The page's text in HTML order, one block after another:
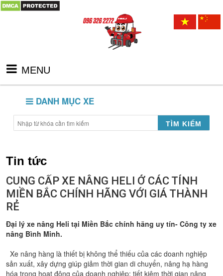
MENU
DANH MỤC XE
TÌM KIẾM
Tin tức
CUNG CẤP XE NÂNG HELI Ở CÁC TỈNH
MIỀN BẮC CHÍNH HÃNG VỚI GIÁ THÀNH
RẺ
Đại lý xe nâng Heli tại Miền Bắc chính hãng uy tín- Công ty xe
nâng Bình Minh.
Xe nâng hàng là thiết bị không thể thiếu của các doanh nghiệp
sản xuất, xây dựng giúp giảm thời gian di chuyển, nâng hạ hàng
hóa trong hoạt động của doanh nghiệp; tiết kiệm thời gian nâng